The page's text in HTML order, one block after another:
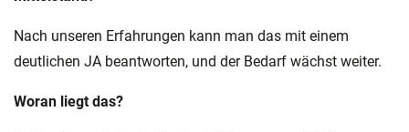
Nach unseren Erfahrungen kann man das mit einem
deutlichen JA beantworten, und der Bedarf wächst weiter.
Woran liegt das?